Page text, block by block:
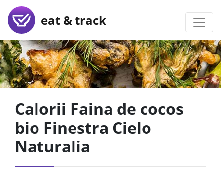
eat & track
Calorii Faina de cocos
bio Finestra Cielo
Naturalia